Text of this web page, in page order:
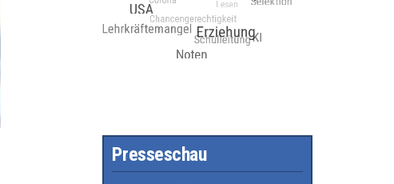
Presseschau